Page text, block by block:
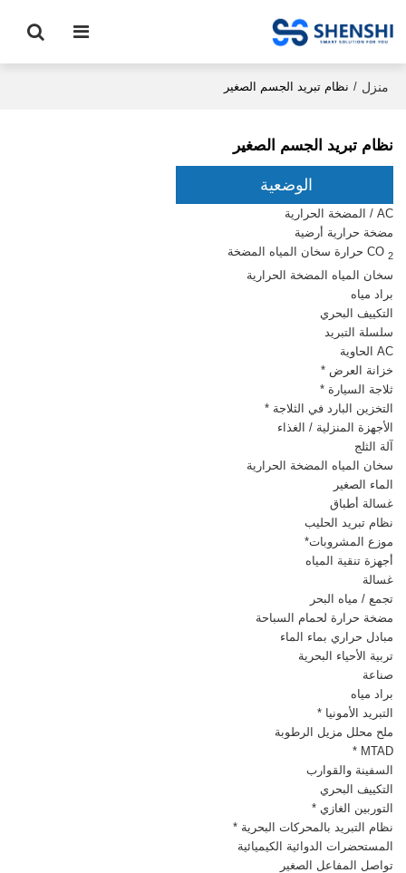
منزل / نظام تبريد الجسم الصغير
نظام تبريد الجسم الصغير
الوضعية
AC / المضخة الحرارية
مضخة حرارية أرضية
CO 2
حرارة سخان المياه المضخة
سخان المياه المضخة الحرارية
براد مياه
التكييف البحري
سلسلة التبريد
AC الحاوية
خزانة العرض *
ثلاجة السيارة *
التخزين البارد في الثلاجة *
الأجهزة المنزلية / الغذاء
آلة الثلج
سخان المياه المضخة الحرارية
الماء الصغير
غسالة أطباق
نظام تبريد الحليب
موزع المشروبات*
أجهزة تنقية المياه
غسالة
تجمع / مياه البحر
مضخة حرارة لحمام السباحة
مبادل حراري بماء الماء
تربية الأحياء البحرية
صناعة
براد مياه
التبريد الأمونيا *
ملح محلل مزيل الرطوبة
MTAD *
السفينة والقوارب
التكييف البحري
التوربين الغازي *
نظام التبريد بالمحركات البحرية *
المستحضرات الدوائية الكيميائية
تواصل المفاعل الصغير